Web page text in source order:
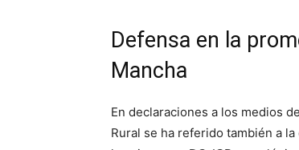
Defensa en la
Mancha
En declaraciones a los medios
Rural se ha referido también a